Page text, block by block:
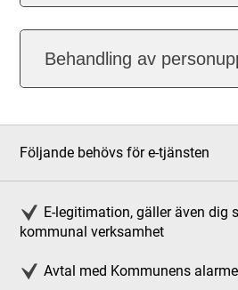
Behandling av
Följande behövs för e-tjänsten
E-legitimation, gäller även dig
kommunal verksamhet
Avtal med Kommunens